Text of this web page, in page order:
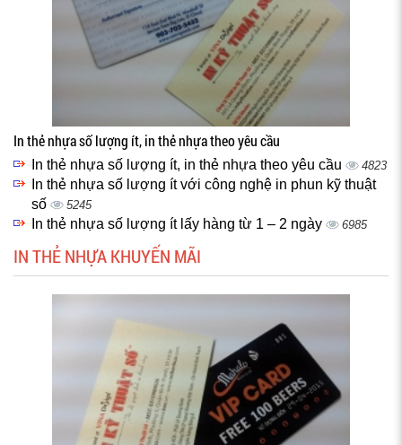
In thẻ nhựa số lượng ít, in thẻ nhựa theo yêu cầu
In thẻ nhựa số lượng ít, in thẻ nhựa theo yêu cầu 4823
In thẻ nhựa số lượng ít với công nghệ in phun kỹ thuật
số
5245
In thẻ nhựa số lượng ít lấy hàng từ 1 – 2 ngày 6985
IN THẺ NHỰA KHUYẾN MÃI